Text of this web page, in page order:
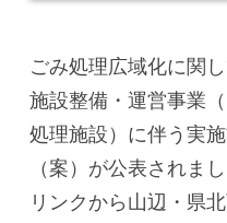
ごみ処理広域化に関
施設整備・運営事業
処理施設）に伴う実
（案）が公表されま
リンクから山辺・県